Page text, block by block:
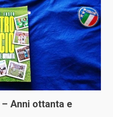
– Anni ottanta e